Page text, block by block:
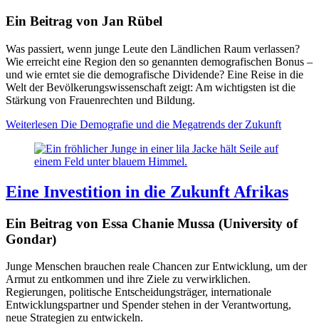
Ein Beitrag von Jan Rübel
Was passiert, wenn junge Leute den Ländlichen Raum verlassen?
Wie erreicht eine Region den so genannten demografischen Bonus –
und wie erntet sie die demografische Dividende? Eine Reise in die
Welt der Bevölkerungswissenschaft zeigt: Am wichtigsten ist die
Stärkung von Frauenrechten und Bildung.
Weiterlesen Die Demografie und die Megatrends der Zukunft
Eine Investition in die Zukunft Afrikas
Ein Beitrag von Essa Chanie Mussa (University of
Gondar)
Junge Menschen brauchen reale Chancen zur Entwicklung, um der
Armut zu entkommen und ihre Ziele zu verwirklichen.
Regierungen, politische Entscheidungsträger, internationale
Entwicklungspartner und Spender stehen in der Verantwortung,
neue Strategien zu entwickeln.